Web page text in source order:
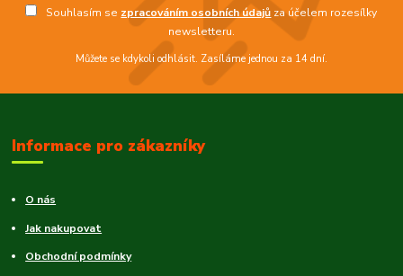
Souhlasím se zpracováním osobních údajů za účelem rozesílky
newsletteru.
Můžete se kdykoli odhlásit. Zasíláme jednou za 14 dní.
Informace pro zákazníky
O nás
Jak nakupovat
Obchodní podmínky